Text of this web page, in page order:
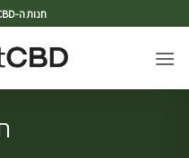
חנות ה-CBD הגדולה בישראל